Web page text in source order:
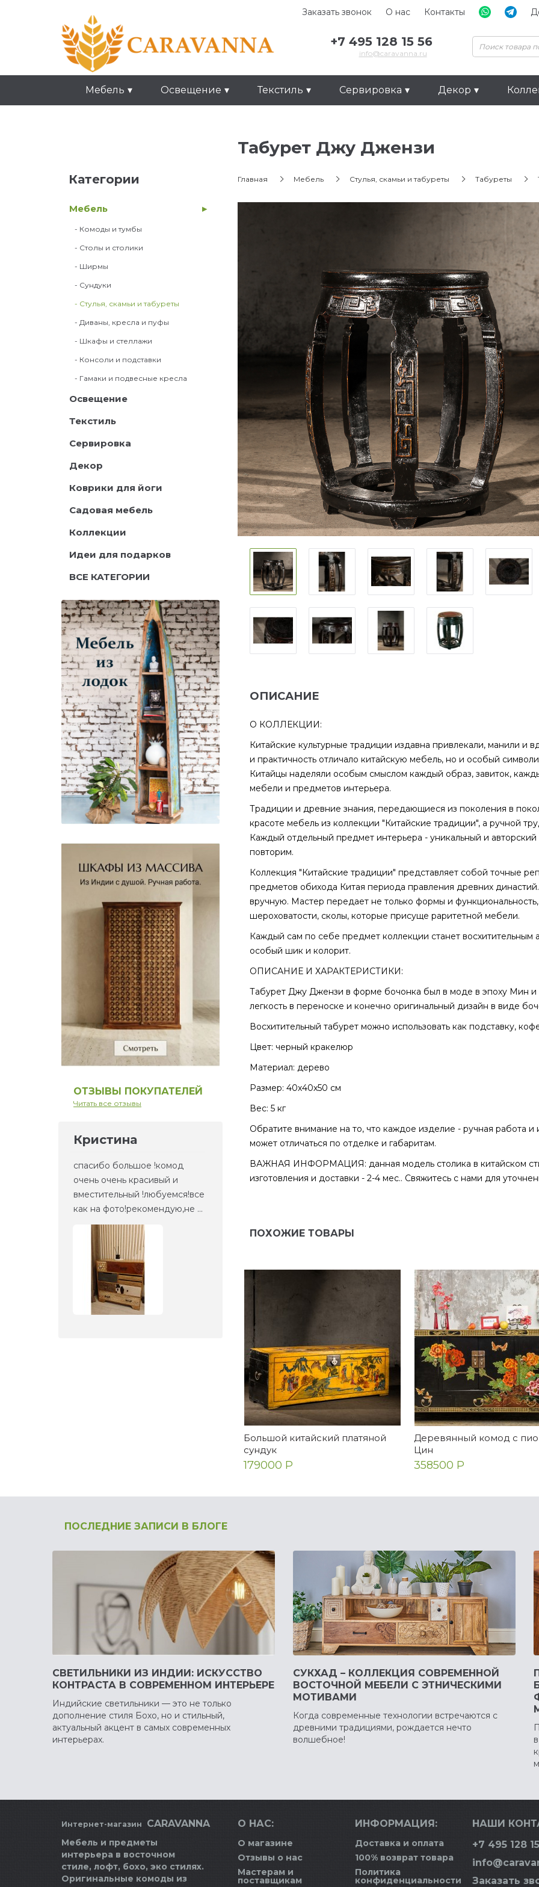
Заказать звонок О нас Контакты
+7 495 128 15 56
info@caravanna.ru
Мебель Освещение Текстиль Сервировка Декор
Категории
Мебель
- Комоды и тумбы
- Столы и столики
- Ширмы
- Сундуки
- Стулья, скамьи и табуреты
- Диваны, кресла и пуфы
- Шкафы и стеллажи
- Консоли и подставки
- Гамаки и подвесные кресла
Освещение
Текстиль
Сервировка
Декор
Коврики для йоги
Садовая мебель
Коллекции
Идеи для подарков
ВСЕ КАТЕГОРИИ
ОТЗЫВЫ ПОКУПАТЕЛЕЙ
Читать все отзывы
Кристина
спасибо большое !комод
очень очень красивый и
вместительный !любуемся!все
как на фото!рекомендую,не ...
Елена
Это очень очень красивое
зеркало! Для ценителей таких
Екатерина
Прекрасный столик!
качественно сделан,
Табурет Джу Джензи
Главная Мебель Стулья, скамьи и табуреты Табуреты
ОПИСАНИЕ
О КОЛЛЕКЦИИ:
Китайские культурные традиции издавна привлекали, манили и
и практичность отличало китайскую мебель, но и особый
Китайцы наделяли особым смыслом каждый образ, завиток,
мебели и предметов интерьера.
Традиции и древние знания, передающиеся из поколения в
красоте мебель из коллекции "Китайские традиции", а ручной
Каждый отдельный предмет интерьера - уникальный и авторский
повторим.
Коллекция "Китайские традиции" представляет собой точные
предметов обихода Китая периода правления древних
вручную. Мастер передает не только формы и
шероховатости, сколы, которые присуще раритетной мебели.
Каждый сам по себе предмет коллекции станет
особый шик и колорит.
ОПИСАНИЕ И ХАРАКТЕРИСТИКИ:
Табурет Джу Джензи в форме бочонка был в моде в эпоху Мин и
легкость в переноске и конечно оригинальный дизайн в виде
Восхитительный табурет можно использовать как подставку,
Цвет: черный кракелюр
Материал: дерево
Размер: 40х40х50 см
Вес: 5 кг
Обратите внимание на то, что каждое изделие - ручная работа и
может отличаться по отделке и габаритам.
ВАЖНАЯ ИНФОРМАЦИЯ: данная модель столика в китайском
изготовления и доставки - 2-4 мес.. Свяжитесь с нами для
ПОХОЖИЕ ТОВАРЫ
Большой китайский платяной
сундук
179000 Р
Деревянный комод с
Цин
358500 Р
ПОСЛЕДНИЕ ЗАПИСИ В БЛОГЕ
СВЕТИЛЬНИКИ ИЗ ИНДИИ: ИСКУССТВО
КОНТРАСТА В СОВРЕМЕННОМ ИНТЕРЬЕРЕ
Индийские светильники — это не только
дополнение стиля Бохо, но и стильный,
актуальный акцент в самых современных
интерьерах.
СУКХАД – КОЛЛЕКЦИЯ СОВРЕМЕННОЙ
ВОСТОЧНОЙ МЕБЕЛИ С ЭТНИЧЕСКИМИ
МОТИВАМИ
Когда современные технологии встречаются с
древними традициями, рождается нечто
волшебное!
Интернет-магазин CARAVANNA
Мебель и предметы
интерьера в восточном
стиле, лофт, бохо, эко стилях.
Оригинальные комоды из
О НАС:
О магазине
Отзывы о нас
Мастерам и
поставщикам
ИНФОРМАЦИЯ:
Доставка и оплата
100% возврат товара
Политика
конфиденциальности
НАШИ
+7 495 128
Заказать